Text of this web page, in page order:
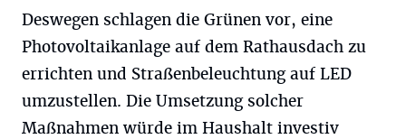
Deswegen schlagen die Grünen vor, eine
Photovoltaikanlage auf dem Rathausdach zu
errichten und Straßenbeleuchtung auf LED
umzustellen. Die Umsetzung solcher
Maßnahmen würde im Haushalt investiv